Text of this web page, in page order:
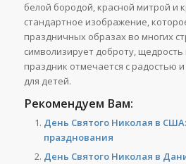
белой бородой, красной митрой и
стандартное изображение,
праздничных образах во многих
символизирует доброту,
праздник отмечается с радостью
для детей.
Рекомендуем Вам:
День Святого Николая в
празднования
День Святого Николая в